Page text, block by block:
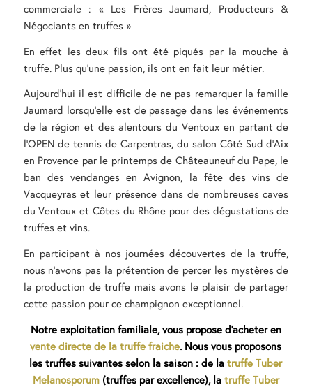
commerciale : « Les Frères Jaumard, Producteurs &
Négociants en truffes »
En effet les deux fils ont été piqués par la mouche à
truffe. Plus qu’une passion, ils ont en fait leur métier.
Aujourd’hui il est difficile de ne pas remarquer la famille
Jaumard lorsqu’elle est de passage dans les événements
de la région et des alentours du Ventoux en partant de
l’OPEN de tennis de Carpentras, du salon Côté Sud d’Aix
en Provence par le printemps de Châteauneuf du Pape, le
ban des vendanges en Avignon, la fête des vins de
Vacqueyraset leur présence dans de nombreuses caves
du Ventoux et Côtes du Rhône pour des dégustations de
truffes et vins.
En participant à nos journées découvertes de la truffe,
nous n’avons pas la prétention de percer les mystères de
la production de truffe mais avons le plaisir de partager
cette passion pour ce champignon exceptionnel.
Notre exploitation familiale, vous propose d’acheter en
vente directe de la truffe fraiche. Nous vous proposons
les truffes suivantes selon la saison : de latruffe Tuber
Melanosporum(truffes par excellence), la truffe Tuber